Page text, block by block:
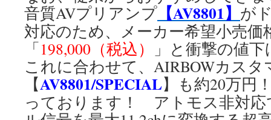
音質AVプリアンプ 【AV8801】 が
対応のため、メーカー希望小売価
「198,000（税込）
」と衝撃の値
これに合わせて、AIRBOWカス
【AV8801/SPECIAL】も約20万円
っております！ アトモス非対応